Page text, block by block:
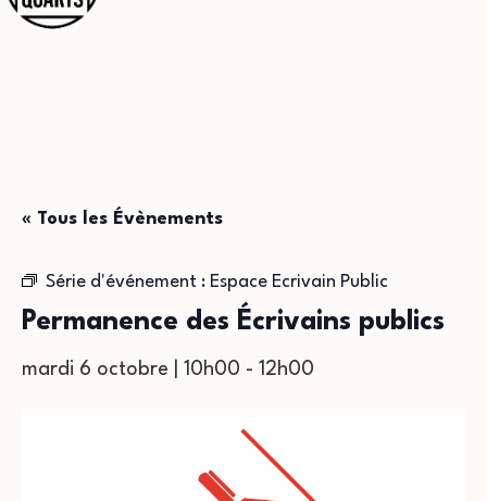
« Tous les Évènements
Série d'événement : Espace Ecrivain Public
Permanence des Écrivains publics
mardi 6 octobre | 10h00 - 12h00